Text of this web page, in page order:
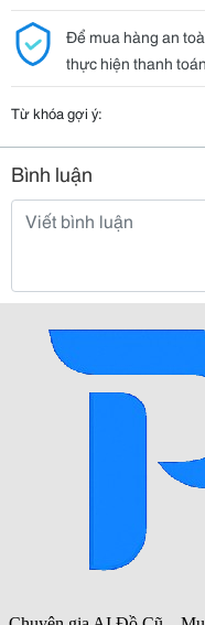
Để mua hàng an
thực hiện thanh
Từ khóa gợi ý:
Bình luận